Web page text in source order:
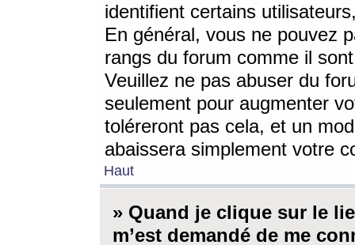
identifient certains
En général, vous ne pouvez
rangs du forum comme il
Veuillez ne pas abuser du
seulement pour augmenter
toléreront pas cela, et un
abaissera simplement votre
Haut
» Quand je clique sur le
m’est demandé de me